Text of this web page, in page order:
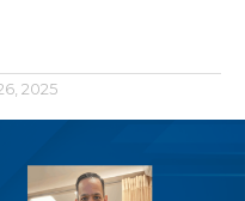
2025